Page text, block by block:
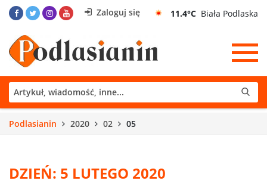
Zaloguj się 11.4°C Biała Podlaska
Podlasianin 2020 02 05
DZIEŃ: 5 LUTEGO 2020